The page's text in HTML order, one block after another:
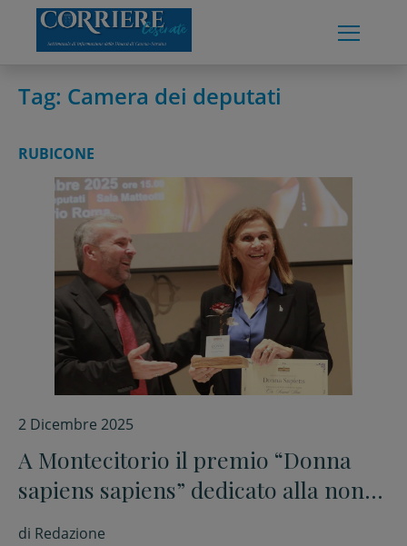
content
Tag: Camera dei deputati
RUBICONE
2 Dicembre 2025
A Montecitorio il premio “Donna
sapiens sapiens” dedicato alla non
violenza
di Redazione